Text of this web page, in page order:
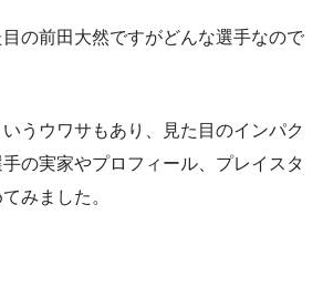
の前田大然ですがどんな選手なので
うウワサもあり、見た目のインパク
手の実家やプロフィール、プレイスタ
みました。